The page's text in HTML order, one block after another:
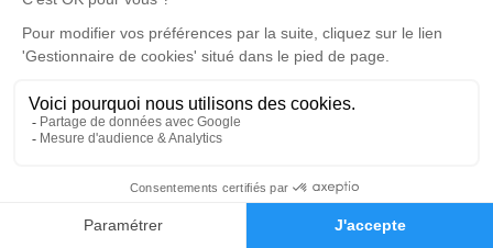
Faire-part Hommages
disponible ici
Cérémonie religieuse
Église Sainte Madeleine À la Fosse de
Lestrem